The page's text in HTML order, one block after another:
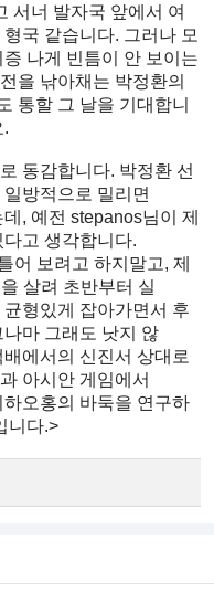
서너 발자국 앞에서 여
국 같습니다. 그러나 모
나게 빈틈이 안 보이는
을 낚아채는 박정환의
통할 그 날을 기대합니
.
동감합니다. 박정환 선
방적으로 밀리면
, 예전 stepanos님이 제
고 생각합니다.
어 보려고 하지말고, 제
살려 초반부터 실
형있게 잡아가면서 후
마 그래도 낫지 않
에서의 신진서 상대로
아시안 게임에서
오홍의 바둑을 연구하
니다.>